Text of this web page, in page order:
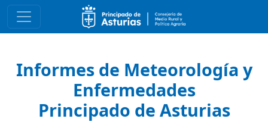
Informes de Meteorología y
Enfermedades
Principado de Asturias